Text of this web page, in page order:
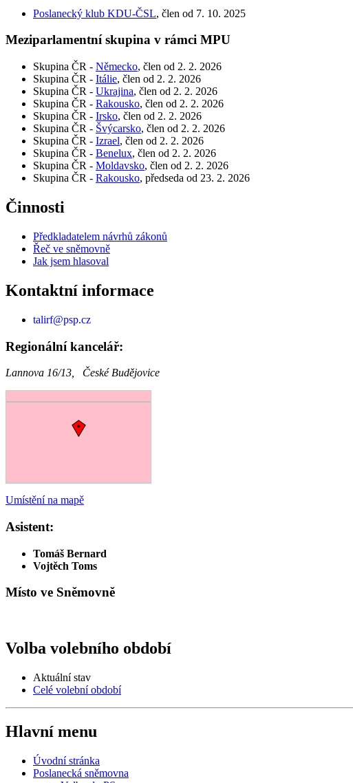
Poslanecký klub KDU-ČSL, člen od 7. 10. 2025
Meziparlamentní skupina v rámci MPU
Skupina ČR - Německo, člen od 2. 2. 2026
Skupina ČR - Itálie, člen od 2. 2. 2026
Skupina ČR - Ukrajina, člen od 2. 2. 2026
Skupina ČR - Rakousko, člen od 2. 2. 2026
Skupina ČR - Irsko, člen od 2. 2. 2026
Skupina ČR - Švýcarsko, člen od 2. 2. 2026
Skupina ČR - Izrael, člen od 2. 2. 2026
Skupina ČR - Benelux, člen od 2. 2. 2026
Skupina ČR - Moldavsko, člen od 2. 2. 2026
Skupina ČR - Rakousko, předseda od 23. 2. 2026
Činnosti
Předkladatelem návrhů zákonů
Řeč ve sněmovně
Jak jsem hlasoval
Kontaktní informace
talirf@psp.cz
Regionální kancelář:
Lannova 16/13, České Budějovice
Umístění na mapě
Asistent:
Tomáš Bernard
Vojtěch Toms
Místo ve Sněmovně
Volba volebního období
Aktuální stav
Celé volební období
Hlavní menu
Úvodní stránka
Poslanecká sněmovna